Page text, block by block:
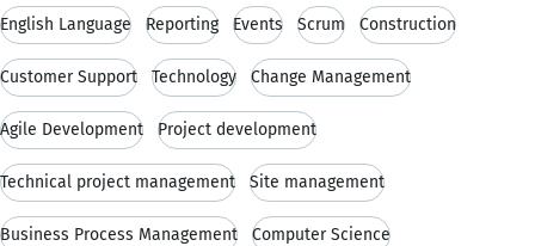
English Language Reporting Events Scrum Construction
Customer Support Technology Change Management
Agile Development Project development
Technical project management Site management
Business Process Management Computer Science